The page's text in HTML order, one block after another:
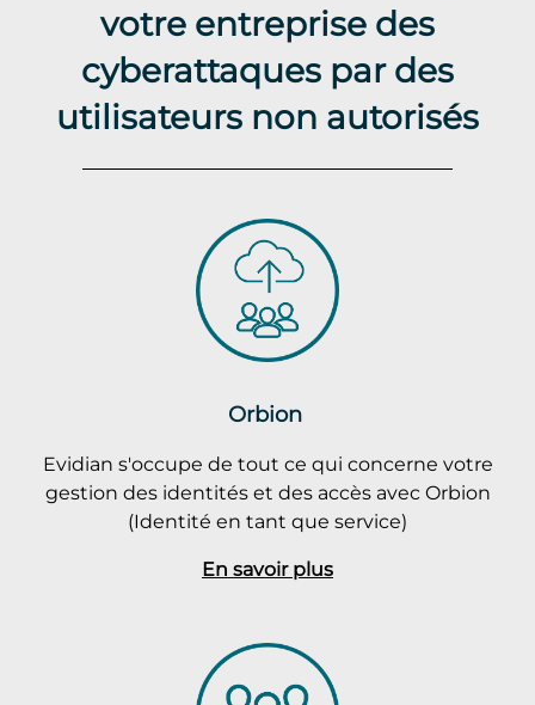
votre entreprise des
cyberattaques par des
utilisateurs non autorisés
Orbion
Evidian s'occupe de tout ce qui concerne votre
gestion des identités et des accès avec Orbion
(Identité en tant que service)
En savoir plus